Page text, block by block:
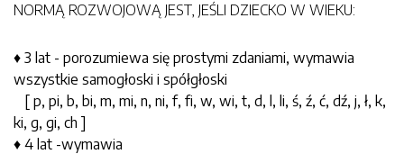
NORMĄ ROZWOJOWĄ JEST, JEŚLI DZIECKO W WIEKU:
♦ 3 lat - porozumiewa się prostymi zdaniami, wymawia
wszystkie samogłoski i spółgłoski
[ p, pi, b, bi, m, mi, n, ni, f, fi, w, wi, t, d, l, li, ś, ź, ć, dź, j, ł, k,
ki, g, gi, ch ]
♦ 4 lat -wymawia